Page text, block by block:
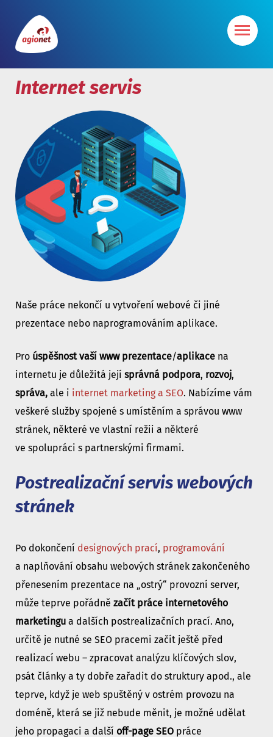
Internet servis
Naše práce nekončí u vytvoření webové či jiné
prezentace nebo naprogramováním aplikace.
Pro úspěšnost vaší www prezentace/aplikace na
internetu je důležitá její správná podpora, rozvoj,
správa, ale i internet marketing a SEO. Nabízíme vám
veškeré služby spojené s umístěním a správou www
stránek, některé ve vlastní režii a některé
ve spolupráci s partnerskými firmami.
Postrealizační servis webových
stránek
Po dokončení designových prací, programování
a naplňování obsahu webových stránek zakončeného
přenesením prezentace na „ostrý“ provozní server,
může teprve pořádně začít práce internetového
marketingu a dalších postrealizačních prací. Ano,
určitě je nutné se SEO pracemi začít ještě před
realizací webu – zpracovat analýzu klíčových slov,
psát články a ty dobře zařadit do struktury apod., ale
teprve, když je web spuštěný v ostrém provozu na
doméně, která se již nebude měnit, je možné udělat
jeho propagaci a další off-page SEO práce